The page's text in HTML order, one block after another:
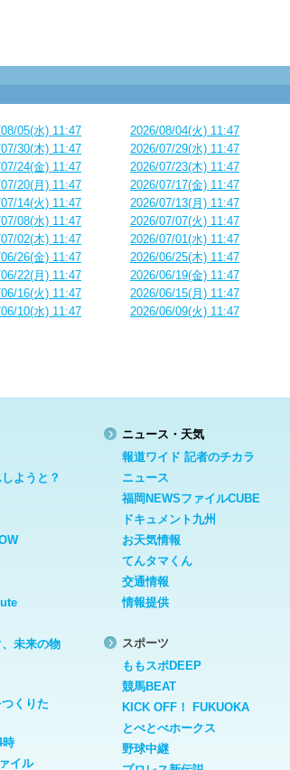
05(水) 11:47
2026/08/04(火) 11:47
30(木) 11:47
2026/07/29(水) 11:47
24(金) 11:47
2026/07/23(木) 11:47
20(月) 11:47
2026/07/17(金) 11:47
14(火) 11:47
2026/07/13(月) 11:47
08(水) 11:47
2026/07/07(火) 11:47
02(木) 11:47
2026/07/01(水) 11:47
26(金) 11:47
2026/06/25(木) 11:47
22(月) 11:47
2026/06/19(金) 11:47
16(火) 11:47
2026/06/15(月) 11:47
10(水) 11:47 2026/06/09(火) 11:47
ようと？
、未来の物
くりた
時
イル
ニュース・天気
報道ワイド 記者のチカラ
ニュース
福岡NEWSファイルCUBE
ドキュメント九州
お天気情報
てんタマくん
交通情報
情報提供
スポーツ
ももスポDEEP
競馬BEAT
KICK OFF！ FUKUOKA
とべとべホークス
野球中継